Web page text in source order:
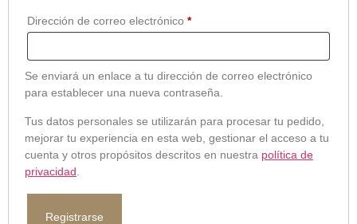
Dirección de correo electrónico *
Se enviará un enlace a tu dirección de correo electrónico
para establecer una nueva contraseña.
Tus datos personales se utilizarán para procesar tu pedido,
mejorar tu experiencia en esta web, gestionar el acceso a tu
cuenta y otros propósitos descritos en nuestra política de
privacidad
Registrarse